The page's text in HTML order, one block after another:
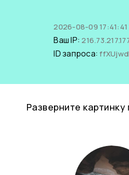
2026-08-09
Ваш IP:
ID запроса:
Разверните